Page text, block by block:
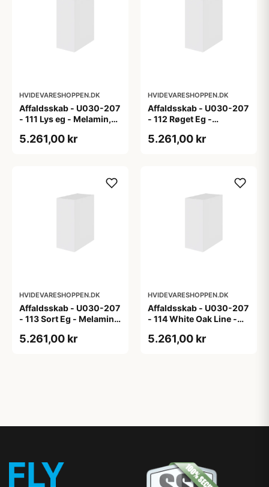
HVIDEVARESHOPPEN.DK
Affaldsskab - U030-207
- 111 Lys eg - Melamin,
5.261,00 kr
HVIDEVARESHOPPEN.DK
Affaldsskab - U030-207
- 112 Røget Eg -
5.261,00 kr
HVIDEVARESHOPPEN.DK
Affaldsskab - U030-207
- 113 Sort Eg - Melamin,
5.261,00 kr
HVIDEVARESHOPPEN.DK
Affaldsskab - U030-207
- 114 White Oak Line -
5.261,00 kr